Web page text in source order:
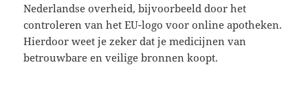
Nederlandse overheid, bijvoorbeeld door het
controleren van het EU-logo voor online apotheken.
Hierdoor weet je zeker dat je medicijnen van
betrouwbare en veilige bronnen koopt.